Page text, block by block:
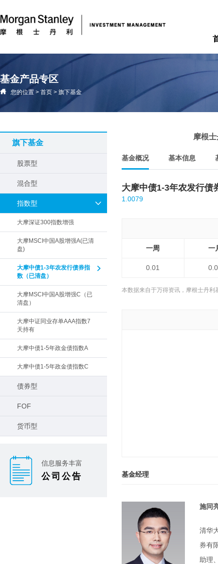
基金产品专区
您的位置 > 首页 > 旗下基金
旗下基金
股票型
混合型
指数型
大摩深证300指数增强
大摩MSCI中国A股增强A(已清
盘)
大摩中债1-3年农发行债券指
数（已清盘）
大摩MSCI中国A股增强C（已
清盘）
大摩中证同业存单AAA指数7
天持有
大摩中债1-5年政金债指数A
大摩中债1-5年政金债指数C
债券型
FOF
货币型
信息服务丰富
公司公告
摩根
基金概况 基本信息
大摩中债1-3年农发行债
1.0079
一周 一
0.01
本数据来自于万得资讯，摩根士丹
基金经理
施同
清华
券有
助理